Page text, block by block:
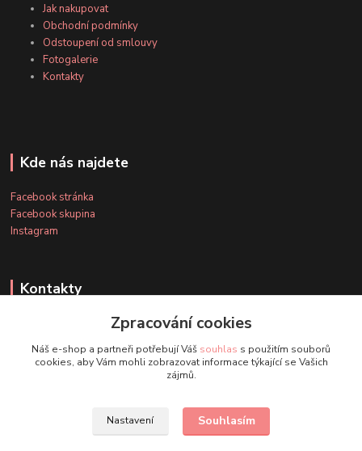
Jak nakupovat
Obchodní podmínky
Odstoupení od smlouvy
Fotogalerie
Kontakty
Kde nás najdete
Facebook stránka
Facebook skupina
Instagram
Kontakty
+420 607 163 127
(Po-Pá, 8-20 hod., So-Ne, 8-14 hod.)
Zpracování cookies
Náš e-shop a partneři potřebují Váš souhlas s použitím souborů
cookies, aby Vám mohli zobrazovat informace týkající se Vašich
zájmů.
Nastavení Souhlasím